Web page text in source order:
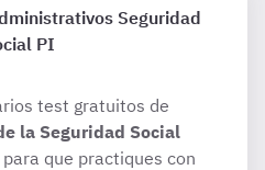
Seguridad
PI
test gratuitos de
la Seguridad Social
que practiques con